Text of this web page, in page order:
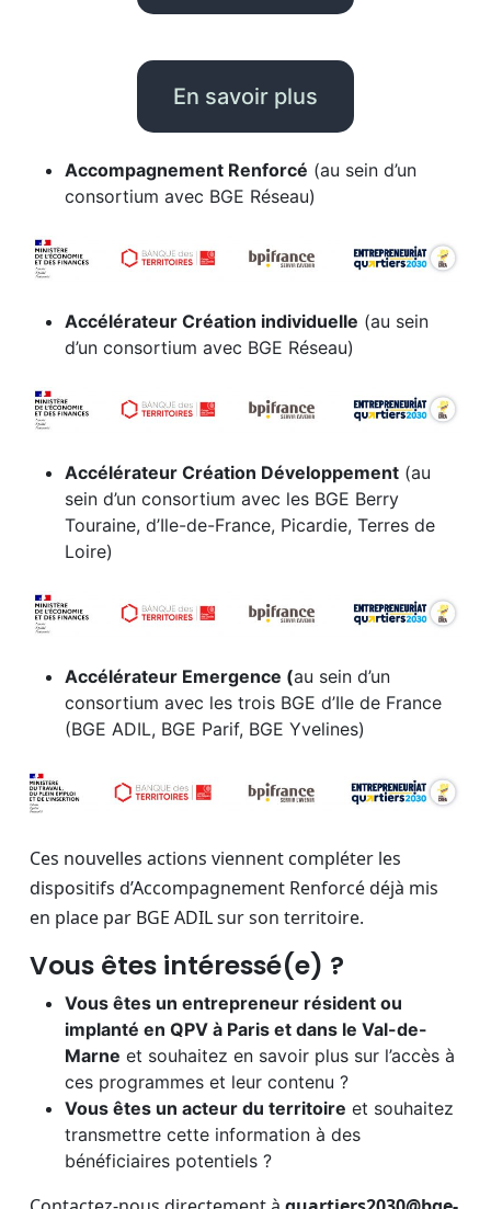
En savoir plus
Accompagnement Renforcé (au sein d’un
consortium avec BGE Réseau)
Accélérateur Création individuelle (au sein
d’un consortium avec BGE Réseau)
Accélérateur Création Développement (au
sein d’un consortium avec les BGE Berry
Touraine, d’Ile-de-France, Picardie, Terres de
Loire)
Accélérateur Emergence (au sein d’un
consortium avec les trois BGE d’Ile de France
(BGE ADIL, BGE Parif, BGE Yvelines)
Ces nouvelles actions viennent compléter les
dispositifs d’Accompagnement Renforcé déjà mis
en place par BGE ADIL sur son territoire.
Vous êtes intéressé(e) ?
Vous êtes un entrepreneur résident ou
implanté en QPV à Paris et dans le Val-de-
Marne et souhaitez en savoir plus sur l’accès à
ces programmes et leur contenu ?
Vous êtes un acteur du territoire et souhaitez
transmettre cette information à des
bénéficiaires potentiels ?